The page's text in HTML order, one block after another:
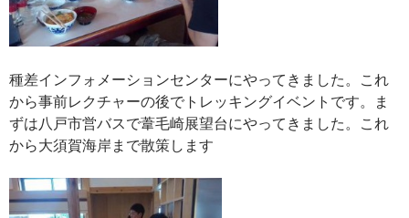
種差インフォメーションセンターにやってきました。これ
から事前レクチャーの後でトレッキングイベントです。ま
ずは八戸市営バスで葦毛崎展望台にやってきました。これ
から大須賀海岸まで散策します